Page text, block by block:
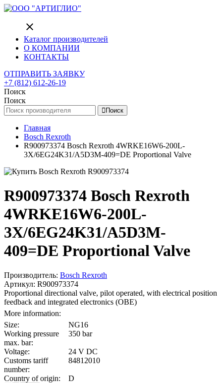
close
Каталог производителей
О КОМПАНИИ
КОНТАКТЫ
ОТПРАВИТЬ ЗАЯВКУ
+7 (812) 612-26-19
Поиск
Поиск
Поиск
Главная
Bosch Rexroth
R900973374 Bosch Rexroth 4WRKE16W6-200L-
3X/6EG24K31/A5D3M-409=DE Proportional Valve
R900973374 Bosch Rexroth
4WRKE16W6-200L-
3X/6EG24K31/A5D3M-
409=DE Proportional Valve
Производитель: Bosch Rexroth
Артикул: R900973374
Proportional directional valve, pilot operated, with electrical position
feedback and integrated electronics (OBE)
More information:
Size:
NG16
Working pressure
max. bar:
350 bar
Voltage:
24 V DC
Customs tariff
number:
84812010
Country of origin: D